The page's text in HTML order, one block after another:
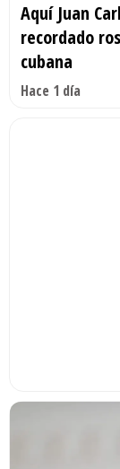
Aquí Juan
recordado
cubana
Hace 1 día